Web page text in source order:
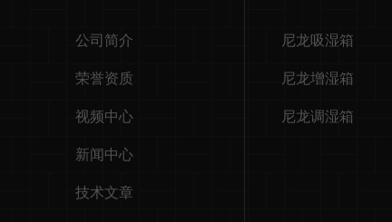
公司简介
荣誉资质
视频中心
新闻中心
技术文章
尼龙吸湿箱
尼龙增湿箱
尼龙调湿箱